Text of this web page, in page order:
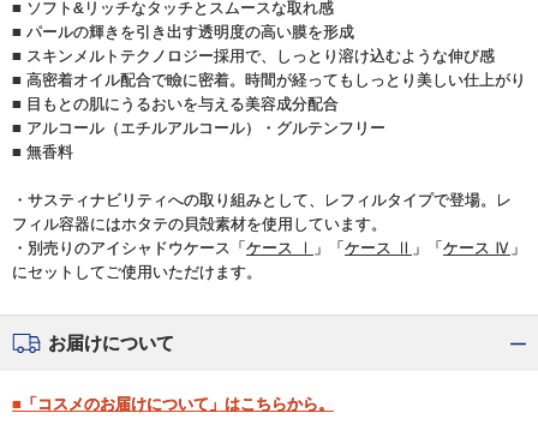
■ ソフト&リッチなタッチとスムースな取れ感
■ パールの輝きを引き出す透明度の高い膜を形成
■ スキンメルトテクノロジー採用で、しっとり溶け込むような伸び感
■ 高密着オイル配合で瞼に密着。時間が経ってもしっとり美しい仕上がり
■ 目もとの肌にうるおいを与える美容成分配合
■ アルコール（エチルアルコール）・グルテンフリー
■ 無香料
・サスティナビリティへの取り組みとして、レフィルタイプで登場。レ
フィル容器にはホタテの貝殻素材を使用しています。
・別売りのアイシャドウケース「 ケース Ⅰ 」「 ケース Ⅱ 」「 ケース Ⅳ 」
にセットしてご使用いただけます。
お届けについて
■「コスメのお届けについて」はこちらから。